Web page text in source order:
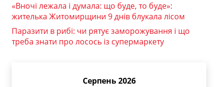
«Вночі лежала і думала: що буде, то буде»:
жителька Житомирщини 9 днів блукала лісом
Паразити в рибі: чи рятує заморожування і що
треба знати про лосось із супермаркету
Серпень 2026